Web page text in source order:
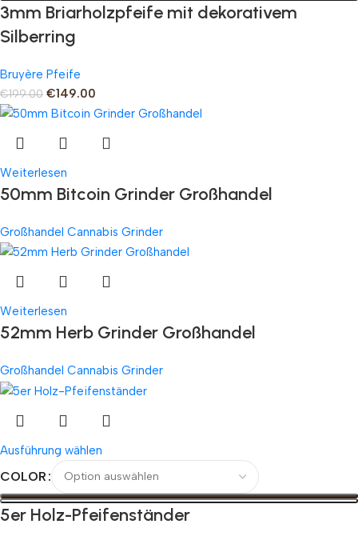
3mm Briarholzpfeife mit dekorativem
Silberring
Bruyère Pfeife
€199.00 €149.00
Weiterlesen
50mm Bitcoin Grinder Großhandel
Großhandel Cannabis Grinder
Weiterlesen
52mm Herb Grinder Großhandel
Großhandel Cannabis Grinder
Ausführung wählen
COLOR
5er Holz-Pfeifenständer